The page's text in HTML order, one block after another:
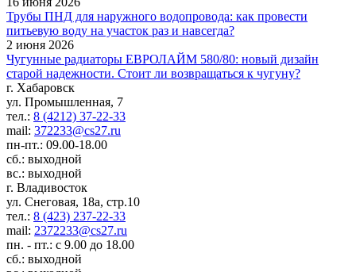
Трубы ПНД для наружного водопровода: как провести
питьевую воду на участок раз и навсегда?
2 июня 2026
Чугунные радиаторы ЕВРОЛАЙМ 580/80: новый дизайн
старой надежности. Стоит ли возвращаться к чугуну?
г. Хабаровск
ул. Промышленная, 7
тел.: 8 (4212) 37-22-33
mail: 372233@cs27.ru
пн-пт.: 09.00-18.00
сб.: выходной
вс.: выходной
г. Владивосток
ул. Снеговая, 18а, стр.10
тел.: 8 (423) 237-22-33
mail: 2372233@cs27.ru
пн. - пт.: с 9.00 до 18.00
сб.: выходной